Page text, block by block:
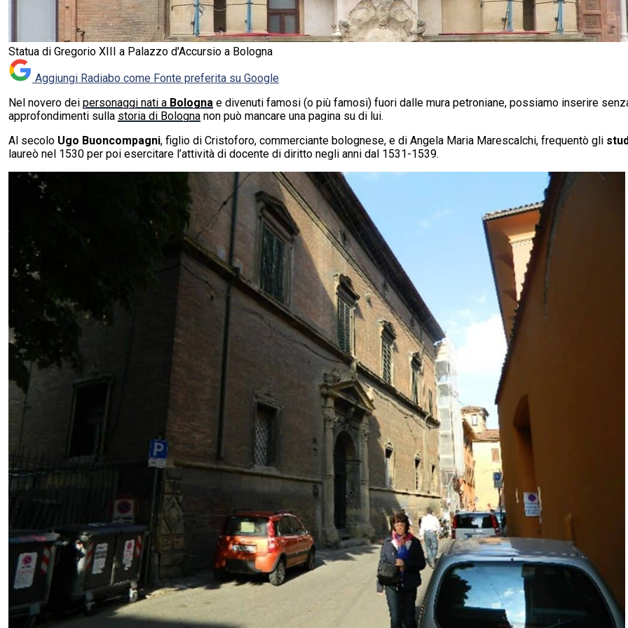
Statua di Gregorio XIII a Palazzo d'Accursio a Bologna
Aggiungi Radiabo come Fonte preferita su Google
Nel novero dei personaggi nati a Bologna e divenuti famosi (o più famosi) fuori dalle mura petroniane, possiamo inserire
approfondimenti sulla storia di Bologna non può mancare una pagina su di lui.
Al secolo Ugo Buoncompagni, figlio di Cristoforo, commerciante bolognese, e di Angela Maria Marescalchi, frequentò gli
laureò nel 1530 per poi esercitare l’attività di docente di diritto negli anni dal 1531-1539.